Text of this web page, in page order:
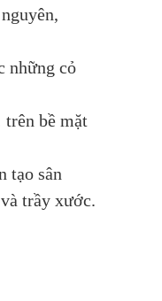
những cỏ
bề mặt
tạo sân
trầy xước.